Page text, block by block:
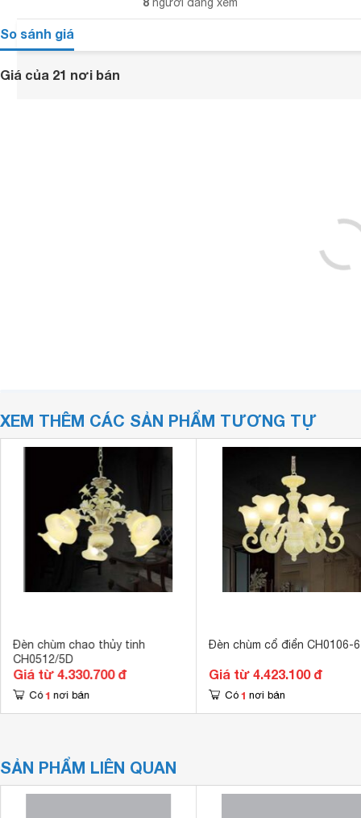
So sánh giá
Giá của 21 nơi bán
XEM THÊM CÁC SẢN PHẨM TƯƠNG TỰ
Đèn chùm chao thủy tinh
CH0512/5D
Giá từ 4.330.700 đ
Có 1 nơi bán
Đèn chùm cổ điển CH0106-6
Giá từ 4.423.100 đ
Có 1 nơi bán
SẢN PHẨM LIÊN QUAN